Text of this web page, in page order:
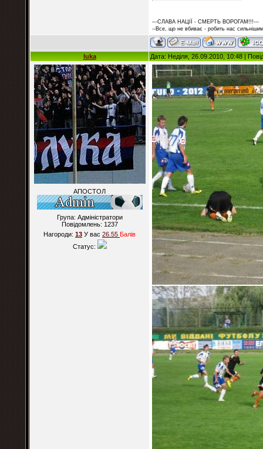
---СЛАВА НАЦІЇ - СМЕРТЬ ВОРОГАМ!!!---
--Все, що не вбиває - робить нас
luka Дата: Неділя, 26.09.2010, 10:48 |
АПОСТОЛ
Група: Адміністратори
Повідомлень: 1237
Нагороди: 13 У вас 26.55 Балiв
Статус: